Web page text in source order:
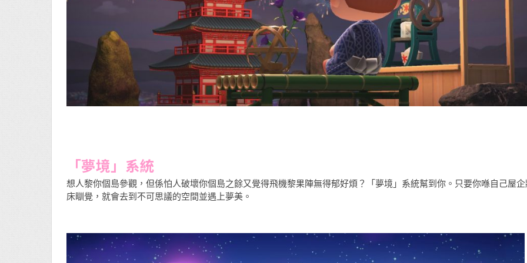
「夢境」系統
想人黎你個島參觀，但係怕人破壞你個島之餘又覺得飛機黎果陣無得郁好煩？「夢境」系統幫到你。只要你喺自己屋
床瞓覺，就會去到不可思議的空間並遇上夢美。